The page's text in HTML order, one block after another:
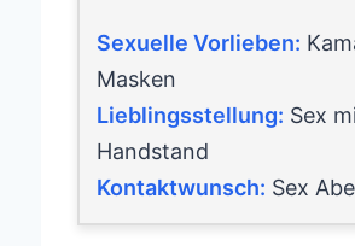
Sexuelle Vorlieben:
Masken
Lieblingsstellung: Sex
Handstand
Kontaktwunsch: Sex